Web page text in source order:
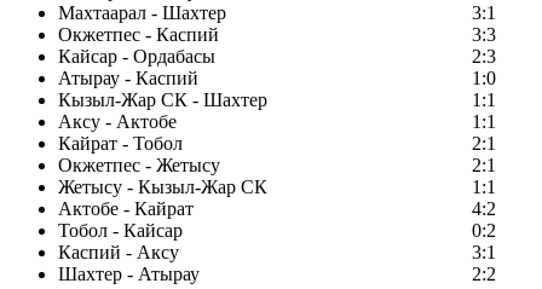
Махтаарал - Шахтер
3:1
Окжетпес - Каспий
3:3
Кайсар - Ордабасы
2:3
Атырау - Каспий
1:0
Кызыл-Жар СК - Шахтер
1:1
Аксу - Актобе
1:1
Кайрат - Тобол
2:1
Окжетпес - Жетысу
2:1
Жетысу - Кызыл-Жар СК
1:1
Актобе - Кайрат
4:2
Тобол - Кайсар
0:2
Каспий - Аксу
3:1
Шахтер - Атырау
2:2